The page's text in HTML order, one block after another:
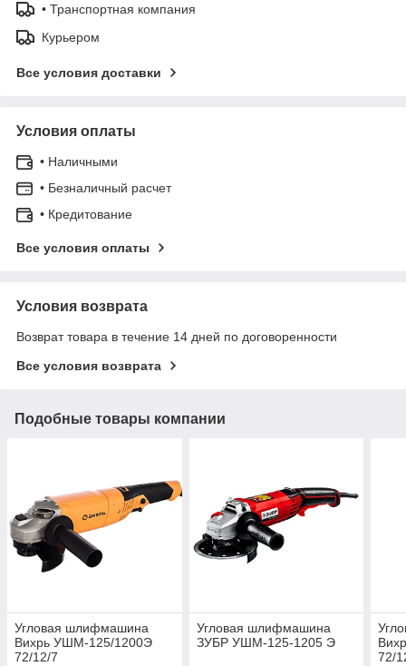
• Транспортная компания
Курьером
Все условия доставки
Условия оплаты
• Наличными
• Безналичный расчет
• Кредитование
Все условия оплаты
Условия возврата
Возврат товара в течение 14 дней по договоренности
Все условия возврата
Подобные товары компании
Угловая шлифмашина
Вихрь УШМ-125/1200Э
72/12/7
Угловая шлифмашина
ЗУБР УШМ-125-1205 Э
72/